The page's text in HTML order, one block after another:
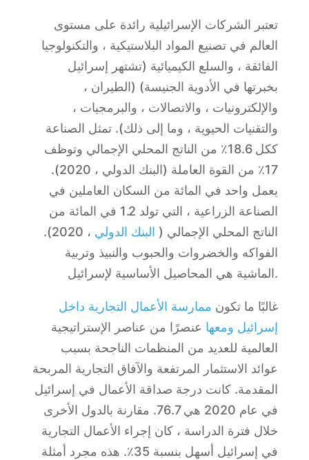
تعتبر الشركات الإسرائيلية رائدة على مستوى
العالم في تصنيع المواد البلاستيكية ، والتكنولوجيا
الفائقة ، والسلع الكيميائية (تشتهر إسرائيل
بخبرتها في الأدوية الجنيسة) (الطيران ،
والإلكترونيات ، والاتصالات ، والبرمجيات ،
والتقنيات الحيوية ، وما إلى ذلك). تمثل الصناعة
ككل 18.6٪ من الناتج المحلي الإجمالي وتوظف
17٪ من القوة العاملة (البنك الدولي ، 2020).
يعمل واحد في المائة من السكان العاملين في
الصناعة الزراعية ، التي تولد 1.2 في المائة من
الناتج المحلي الإجمالي ( البنك الدولي
، 2020).
الفواكه والخضروات والحبوب والنبيذ وتربية
الماشية هي المحاصيل الأساسية لإسرائيل.
غالبًا ما تكون ممارسة الأعمال التجارية داخل
إسرائيل ومعها عنصرًا من عناصر الإستراتيجية
العالمية للعديد من المنظمات الناجحة بسبب
عوائد الاستثمار المرتفعة والآفاق التجارية المربحة
المقدمة. كانت درجة صداقة الأعمال في إسرائيل
في عام 2020 هي 76.7. مقارنة بالدول الأخرى
خلال فترة الدراسة ، كان إجراء الأعمال التجارية
في إسرائيل أسهل بنسبة 35٪. هذه مجرد أمثلة